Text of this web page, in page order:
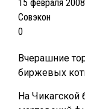
15 февраля 2008
Совэкон
0
Вчерашние
биржевых
На Чикагской